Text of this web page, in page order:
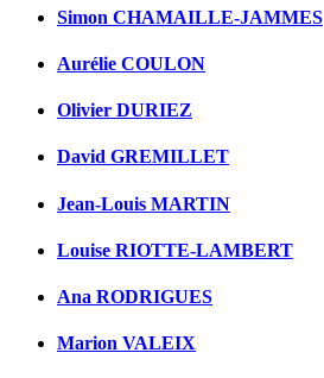
Simon CHAMAILLE-JAMMES
Aurélie COULON
Olivier DURIEZ
David GREMILLET
Jean-Louis MARTIN
Louise RIOTTE-LAMBERT
Ana RODRIGUES
Marion VALEIX